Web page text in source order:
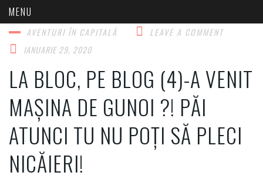
AVENTURI ÎN CAPITALĂ​
LEAVE A COMMENT
IANUARIE 29, 2020
LA BLOC, PE BLOG (4)-A VENIT
MAȘINA DE GUNOI ?! PĂI
ATUNCI TU NU POȚI SĂ PLECI
NICĂIERI!